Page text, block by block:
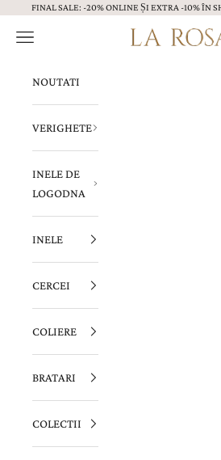
Sari la continut
FINAL SALE: -20% ONLINE ȘI EXTRA -10% ÎN
Bijuterii LA ROSA
Menu
NOUTATI
VERIGHETE
INELE DE
LOGODNA
INELE
CERCEI
COLIERE
BRATARI
COLECTII